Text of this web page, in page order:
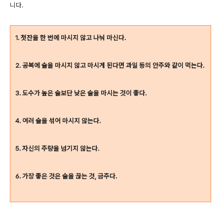
니다.
1. 첫잔을 한 번에 마시지 않고 나눠 마신다.
2. 공복에 술을 마시지 않고 마시게 된다면 과일 등의 안주와 같이 먹는다.
3. 도수가 높은 술보단 낮은 술을 마시는 것이 좋다.
4. 여러 술을 섞어 마시지 않는다.
5. 자신의 주량을 넘기지 않는다.
6. 가장 좋은 것은 술을 끊는 것, 금주다.